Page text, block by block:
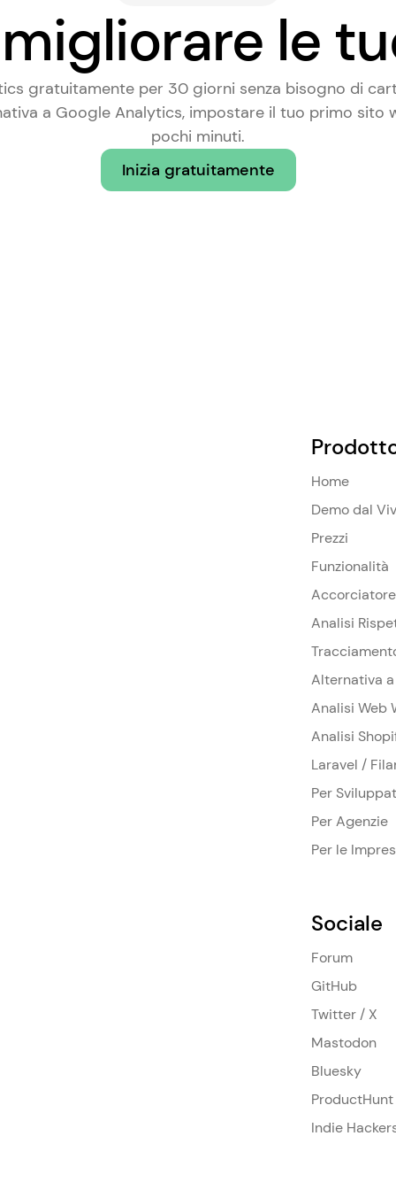
le
gratuitamente per 30 giorni senza bisogno di
a Google Analytics, impostare il tuo primo sito
pochi minuti.
Inizia gratuitamente
Home
Demo dal
Prezzi
Funzionalità
Analisi
Alternativa
Analisi Web
Analisi
Laravel /
Per
Per Agenzie
Per le
Sociale
Forum
GitHub
Twitter / X
Mastodon
Bluesky
ProductHunt
Indie